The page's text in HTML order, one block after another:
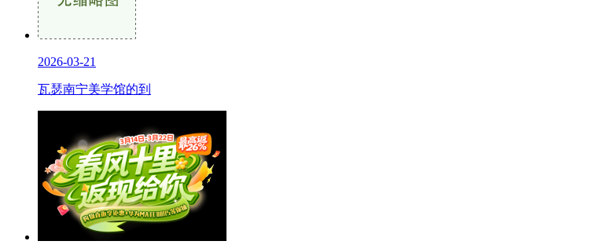
2026-03-21
瓦瑟南宁美学馆的到